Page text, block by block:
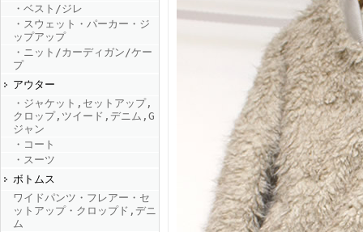
FINEBOYS2025年9月号
・ベスト/ジレ
・スウェット・パーカー・ジ
ップアップ
・ニット/カーディガン/ケー
プ
アウター
・ジャケット,セットアップ,
クロップ,ツイード,デニム,G
ジャン
・コート
・スーツ
ボトムス
ワイドパンツ・フレアー・セ
ットアップ・クロップド,デニ
ム